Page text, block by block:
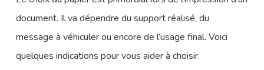
document. Il va dépendre du support réalisé, du
message à véhiculer ou encore de l’usage final. Voici
quelques indications pour vous aider à choisir.